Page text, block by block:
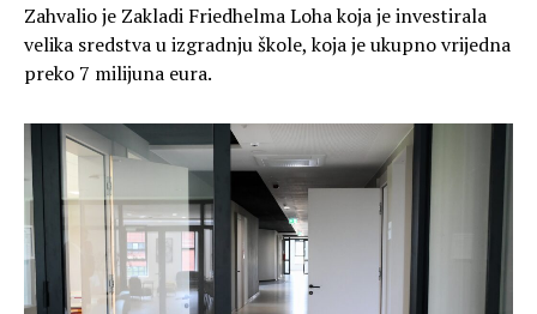
Zahvalio je Zakladi Friedhelma Loha koja je investirala
velika sredstva u izgradnju škole, koja je ukupno vrijedna
preko 7 milijuna eura.